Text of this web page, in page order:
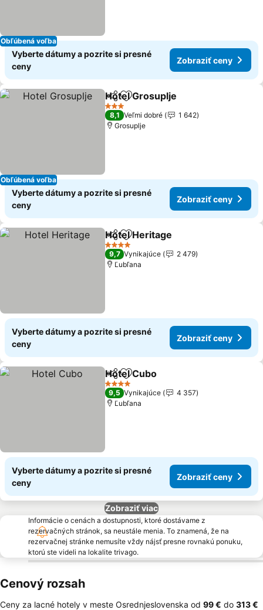
Obľúbená voľba
Vyberte dátumy a pozrite si presné
ceny
Zobraziť ceny
Obľúbená voľba
ZdieľaťPridať do obľúbených
Hotel Grosuplje
3 Počet hviezdičiek
8,1 Veľmi dobré
1 642
Grosuplje
Vyberte dátumy a pozrite si presné
ceny
Zobraziť ceny
ZdieľaťPridať do obľúbených
Hotel Heritage
4 Počet hviezdičiek
9,7 Vynikajúce
2 479
Ľubľana
Vyberte dátumy a pozrite si presné
ceny
Zobraziť ceny
ZdieľaťPridať do obľúbených
Hotel Cubo
4 Počet hviezdičiek
9,5 Vynikajúce
4 357
Ľubľana
Vyberte dátumy a pozrite si presné
ceny
Zobraziť ceny
Zobraziť viac
Informácie o cenách a dostupnosti, ktoré dostávame z
rezervačných stránok, sa neustále menia. To znamená, že na
rezervačnej stránke nemusíte vždy nájsť presne rovnakú ponuku,
ktorú ste videli na lokalite trivago.
Cenový rozsah
Ceny za lacné hotely v meste Osrednjeslovenska od ‎99 € do ‎313 €